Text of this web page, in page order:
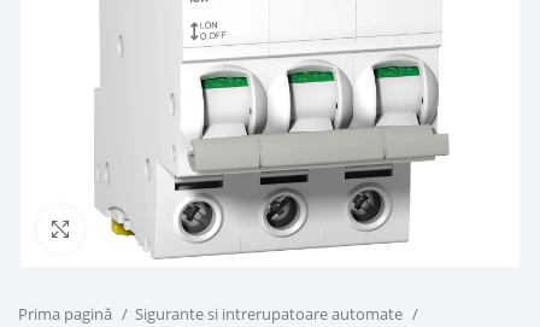
Click to enlarge
Prima pagină
Sigurante si intrerupatoare automate